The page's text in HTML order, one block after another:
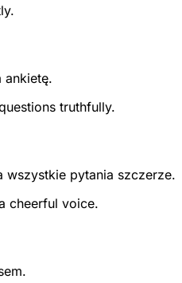
ankietę.
truthfully.
pytania szczerze.
cheerful voice.